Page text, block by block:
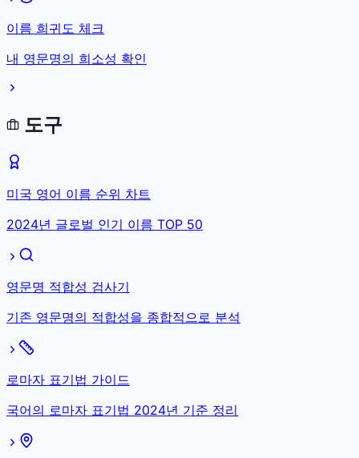
이름 희귀도 체크
내 영문명의 희소성 확인
도구
미국 영어 이름 순위 차트
2024년 글로벌 인기 이름 TOP 50
영문명 적합성 검사기
기존 영문명의 적합성을 종합적으로 분석
로마자 표기법 가이드
국어의 로마자 표기법 2024년 기준 정리